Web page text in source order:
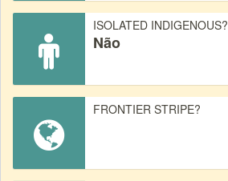
ISOLATED INDIGENOUS?
Não
FRONTIER STRIPE?